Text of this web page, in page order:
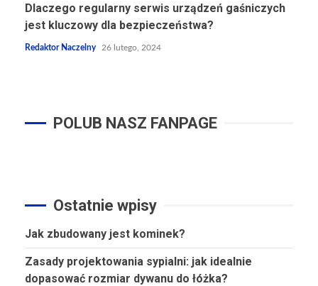
Dlaczego regularny serwis urządzeń gaśniczych
jest kluczowy dla bezpieczeństwa?
Redaktor Naczelny 26 lutego, 2024
POLUB NASZ FANPAGE
Ostatnie wpisy
Jak zbudowany jest kominek?
Zasady projektowania sypialni: jak idealnie
dopasować rozmiar dywanu do łóżka?